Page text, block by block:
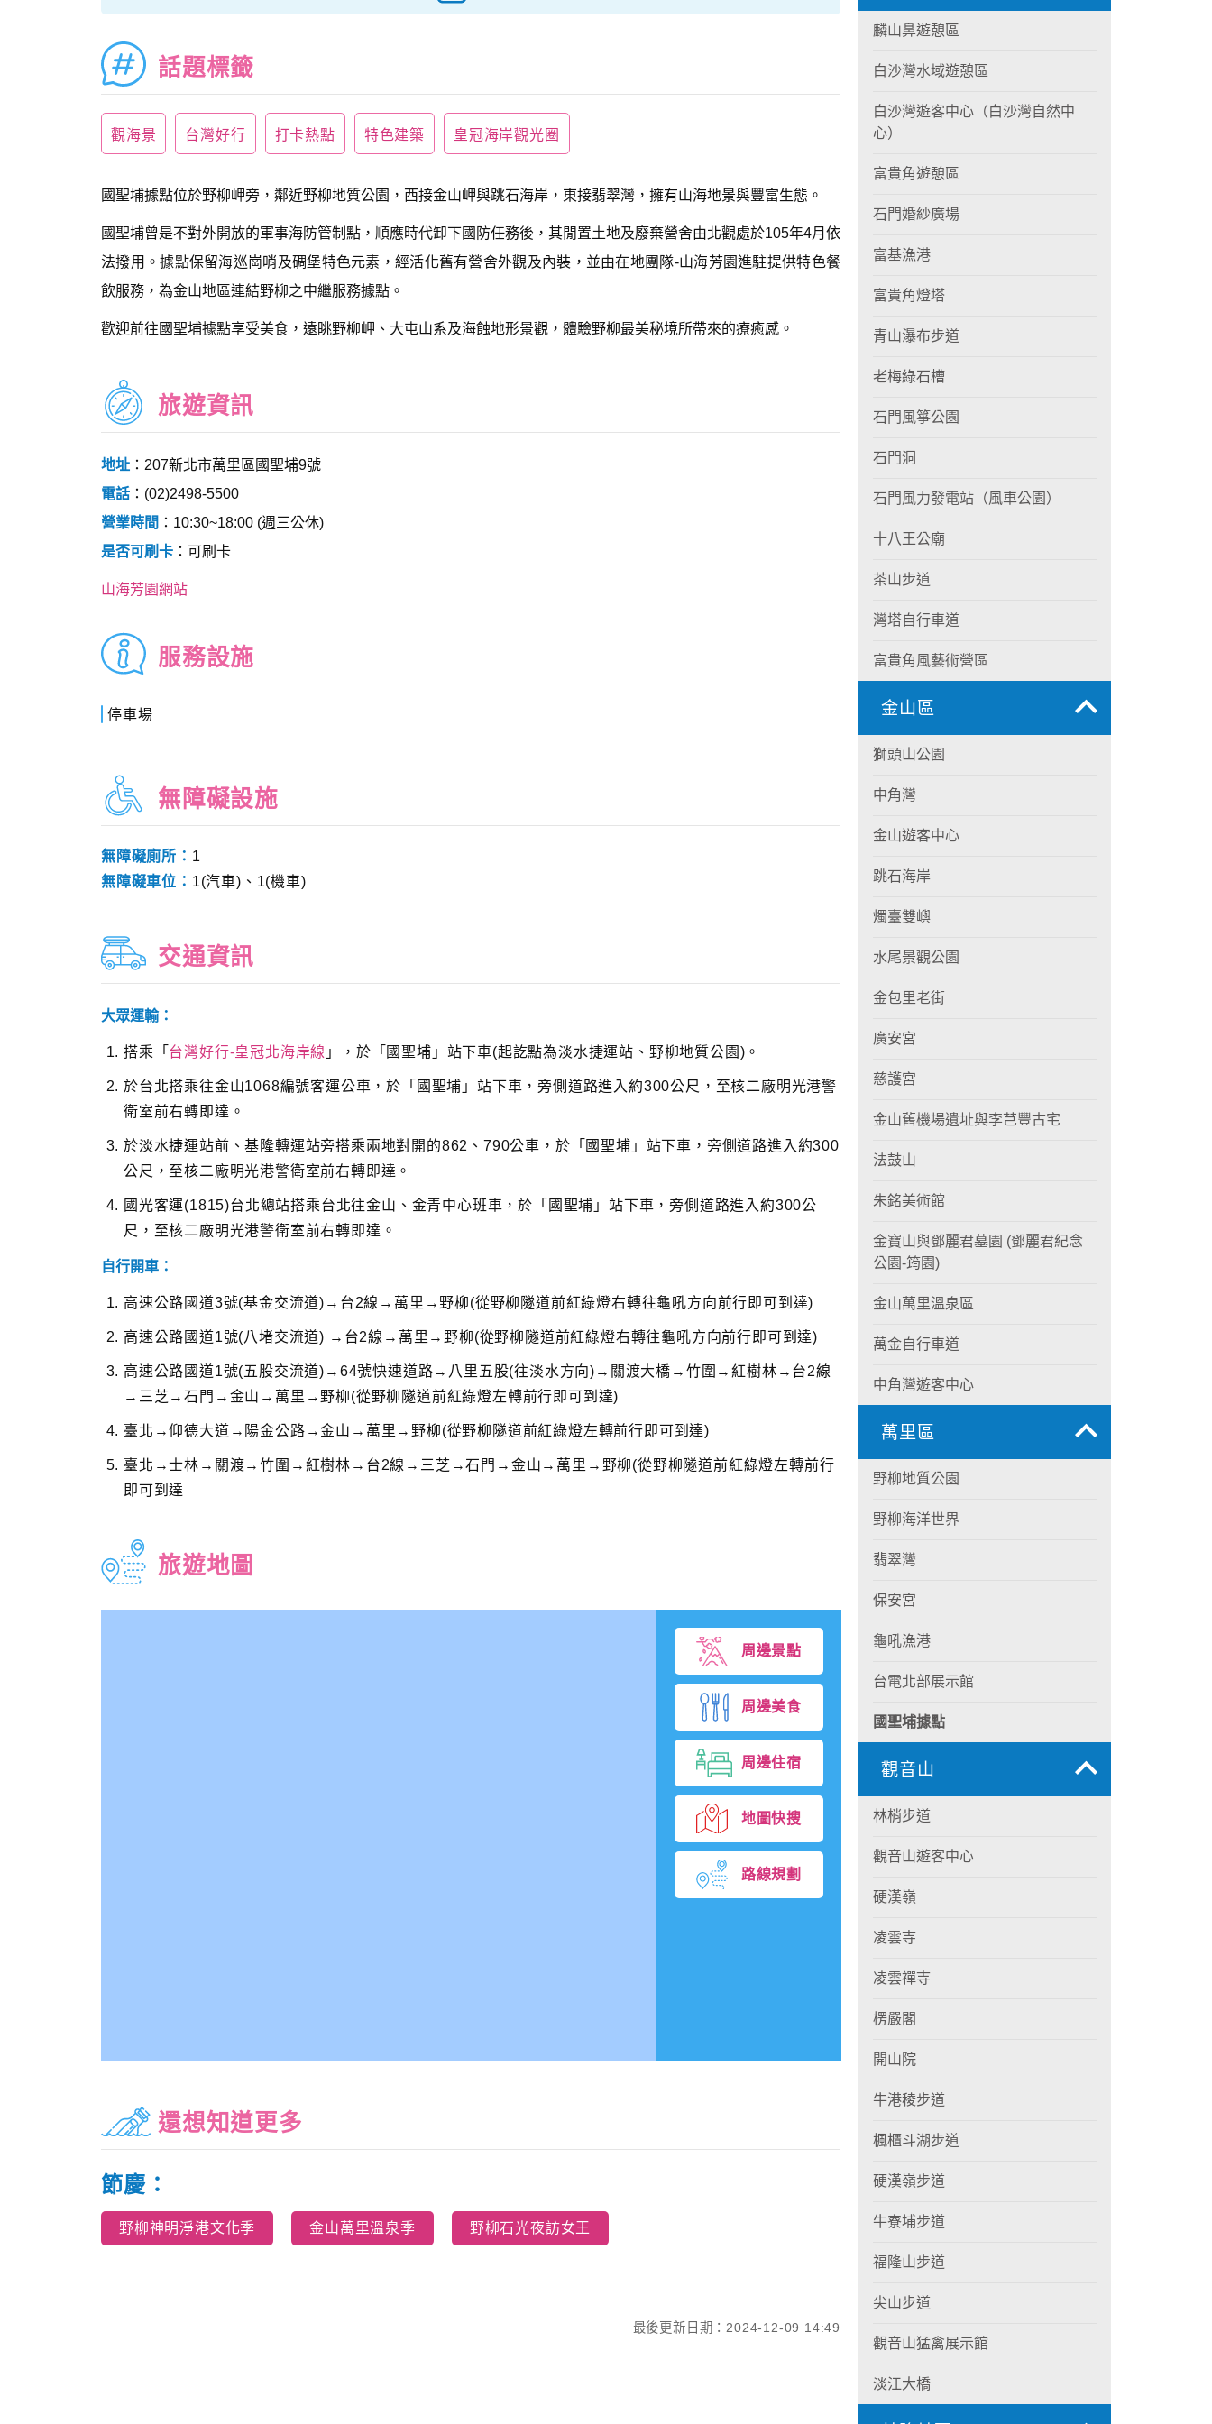
話題標籤
觀海景 台灣好行 打卡熱點 特色建築 皇冠海岸觀光圈
國聖埔據點位於野柳岬旁，鄰近野柳地質公園，西接金山岬與跳石海岸，東接翡翠灣，擁有山海地景與豐富生態。
國聖埔曾是不對外開放的軍事海防管制點，順應時代卸下國防任務後，其閒置土地及廢棄營舍由北觀處於105年4月依
法撥用。據點保留海巡崗哨及碉堡特色元素，經活化舊有營舍外觀及內裝，並由在地團隊-山海芳園進駐提供特色餐
飲服務，為金山地區連結野柳之中繼服務據點。
歡迎前往國聖埔據點享受美食，遠眺野柳岬、大屯山系及海蝕地形景觀，體驗野柳最美秘境所帶來的療癒感。
旅遊資訊
地址 ：207新北市萬里區國聖埔9號
電話 ：(02)2498-5500
營業時間 ：10:30~18:00 (週三公休)
是否可刷卡 ：可刷卡
山海芳園網站
服務設施
停車場
無障礙設施
無障礙廁所： 1
無障礙車位： 1(汽車)、1(機車)
交通資訊
大眾運輸：
搭乘「 台灣好行-皇冠北海岸線 」，於「國聖埔」站下車(起訖點為淡水捷運站、野柳地質公園)。
於台北搭乘往金山1068編號客運公車，於「國聖埔」站下車，旁側道路進入約300公尺，至核二廠明光港警
衛室前右轉即達。
於淡水捷運站前、基隆轉運站旁搭乘兩地對開的862、790公車，於「國聖埔」站下車，旁側道路進入約300
公尺，至核二廠明光港警衛室前右轉即達。
國光客運(1815)台北總站搭乘台北往金山、金青中心班車，於「國聖埔」站下車，旁側道路進入約300公
尺，至核二廠明光港警衛室前右轉即達。
自行開車：
高速公路國道3號(基金交流道)→台2線→萬里→野柳(從野柳隧道前紅綠燈右轉往龜吼方向前行即可到達)
高速公路國道1號(八堵交流道) →台2線→萬里→野柳(從野柳隧道前紅綠燈右轉往龜吼方向前行即可到達)
高速公路國道1號(五股交流道)→64號快速道路→八里五股(往淡水方向)→關渡大橋→竹圍→紅樹林→台2線
→三芝→石門→金山→萬里→野柳(從野柳隧道前紅綠燈左轉前行即可到達)
臺北→仰德大道→陽金公路→金山→萬里→野柳(從野柳隧道前紅綠燈左轉前行即可到達)
臺北→士林→關渡→竹圍→紅樹林→台2線→三芝→石門→金山→萬里→野柳(從野柳隧道前紅綠燈左轉前行
即可到達
旅遊地圖
周邊景點
周邊美食
周邊住宿
地圖快搜
路線規劃
還想知道更多
節慶：
野柳神明淨港文化季 金山萬里溫泉季 野柳石光夜訪女王
最後更新日期：2024-12-09 14:49
麟山鼻遊憩區
白沙灣水域遊憩區
白沙灣遊客中心（白沙灣自然中
心）
富貴角遊憩區
石門婚紗廣場
富基漁港
富貴角燈塔
青山瀑布步道
老梅綠石槽
石門風箏公園
石門洞
石門風力發電站（風車公園）
十八王公廟
茶山步道
灣塔自行車道
富貴角風藝術營區
金山區
獅頭山公園
中角灣
金山遊客中心
跳石海岸
燭臺雙嶼
水尾景觀公園
金包里老街
廣安宮
慈護宮
金山舊機場遺址與李芑豐古宅
法鼓山
朱銘美術館
金寶山與鄧麗君墓園 (鄧麗君紀念
公園-筠園)
金山萬里溫泉區
萬金自行車道
中角灣遊客中心
萬里區
野柳地質公園
野柳海洋世界
翡翠灣
保安宮
龜吼漁港
台電北部展示館
國聖埔據點
觀音山
林梢步道
觀音山遊客中心
硬漢嶺
凌雲寺
凌雲禪寺
楞嚴閣
開山院
牛港稜步道
楓櫃斗湖步道
硬漢嶺步道
牛寮埔步道
福隆山步道
尖山步道
觀音山猛禽展示館
淡江大橋